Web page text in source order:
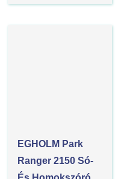
EGHOLM Park
Ranger 2150 Só-